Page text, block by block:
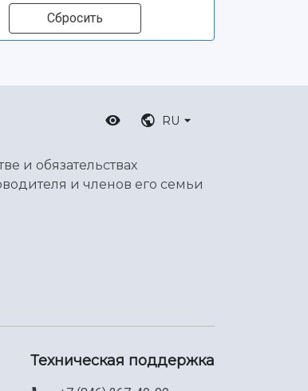
Сбросить
RU
и обязательствах
и членов его семьи
Техническая поддержка